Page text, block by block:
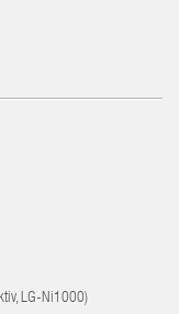
LG-Ni1000)